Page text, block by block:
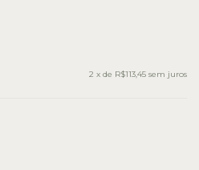
2 x de R$113,45 sem juros